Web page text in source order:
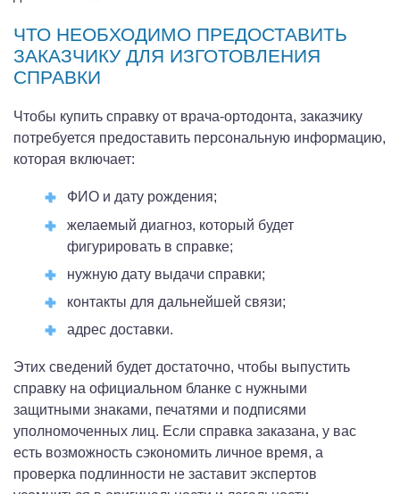
ЧТО НЕОБХОДИМО ПРЕДОСТАВИТЬ
ЗАКАЗЧИКУ ДЛЯ ИЗГОТОВЛЕНИЯ
СПРАВКИ
Чтобы купить справку от врача-ортодонта, заказчику
потребуется предоставить персональную информацию,
которая включает:
ФИО и дату рождения;
желаемый диагноз, который будет
фигурировать в справке;
нужную дату выдачи справки;
контакты для дальнейшей связи;
адрес доставки.
Этих сведений будет достаточно, чтобы выпустить
справку на официальном бланке с нужными
защитными знаками, печатями и подписями
уполномоченных лиц. Если справка заказана, у вас
есть возможность сэкономить личное время, а
проверка подлинности не заставит экспертов